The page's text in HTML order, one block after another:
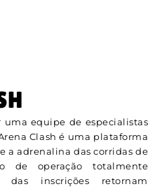
uma equipe de especialistas
Clash é uma plataforma
a adrenalina das corridas de
de operação totalmente
das inscrições retornam